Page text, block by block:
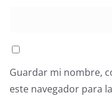
Guardar mi nombre,
este navegador para